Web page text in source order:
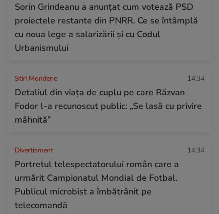
Sorin Grindeanu a anunțat cum votează PSD
proiectele restante din PNRR. Ce se întâmplă
cu noua lege a salarizării și cu Codul
Urbanismului
Stiri Mondene 14:34
Detaliul din viața de cuplu pe care Răzvan
Fodor l-a recunoscut public: „Se lasă cu privire
mâhnită”
Divertisment 14:34
Portretul telespectatorului român care a
urmărit Campionatul Mondial de Fotbal.
Publicul microbist a îmbătrânit pe
telecomandă